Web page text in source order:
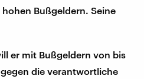
Bußgeldern. Seine
er mit Bußgeldern von bis
die verantwortliche